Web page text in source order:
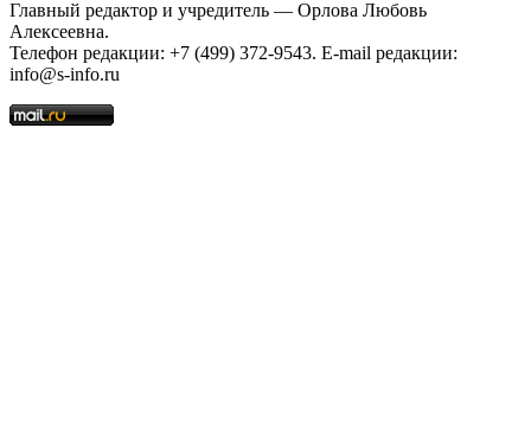
Главный редактор и учредитель — Орлова Любовь
Алексеевна.
Телефон редакции: +7 (499) 372-9543. E-mail редакции:
info@s-info.ru